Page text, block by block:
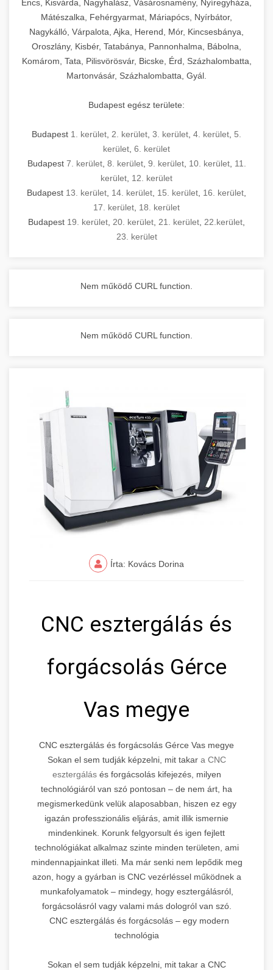
Encs, Kisvárda, Nagyhalász, Vásárosnamény, Nyíregyháza,
Mátészalka, Fehérgyarmat, Máriapócs, Nyírbátor,
Nagykálló, Várpalota, Ajka, Herend, Mór, Kincsesbánya,
Oroszlány, Kisbér, Tatabánya, Pannonhalma, Bábolna,
Komárom, Tata, Pilisvörösvár, Bicske, Érd, Százhalombatta,
Martonvásár, Százhalombatta, Gyál.
Budapest egész területe:
Budapest 1. kerület 2. kerület 3. kerület 4. kerület 5.
kerület 6. kerület
Budapest 7. kerület, 8. kerület, 9. kerület, 10. kerület, 11.
kerület 12. kerület
Budapest 13. kerület 14. kerület 15. kerület 16. kerület
17. kerület 18. kerület
Budapest 19. kerület 20. kerület 21. kerület 22.kerület
23. kerület
Nem működő CURL function.
Nem működő CURL function.
Írta: Kovács Dorina
CNC esztergálás és
forgácsolás Gérce
Vas megye
CNC esztergálás és forgácsolás Gérce Vas megye
Sokan el sem tudják képzelni, mit takar a CNC
esztergálásés forgácsolás kifejezés, milyen
technológiáról van szó pontosan – de nem árt, ha
megismerkedünk velük alaposabban, hiszen ez egy
igazán professzionális eljárás, amit illik ismernie
mindenkinek. Korunk felgyorsult és igen fejlett
technológiákat alkalmaz szinte minden területen, ami
mindennapjainkat illeti. Ma már senki nem lepődik meg
azon, hogy a gyárban is CNC vezérléssel működnek a
munkafolyamatok – mindegy, hogy esztergálásról,
forgácsolásról vagy valami más dologról van szó.
CNC esztergálás és forgácsolás – egy modern
technológia
Sokan el sem tudják képzelni, mit takar a CNC